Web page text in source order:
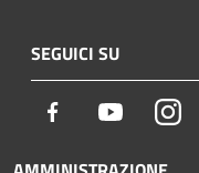
SEGUICI SU
Facebook Youtube